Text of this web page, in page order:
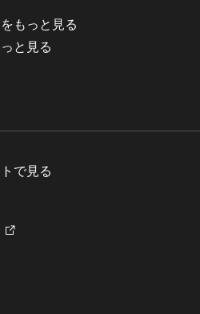
をもっと見る
と見る
で見る